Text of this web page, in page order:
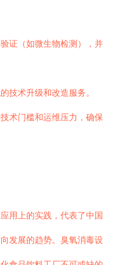
证（如微生物检测），并
技术升级和改造服务。
术门槛和运维压力，确保
用上的实践，代表了中国
发展的趋势。臭氧消毒设